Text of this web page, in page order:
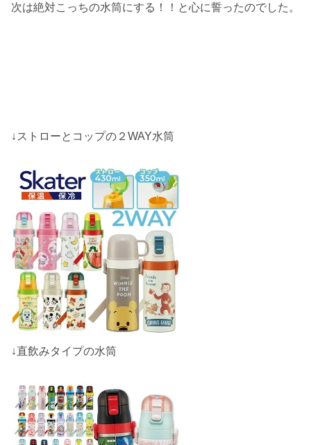
次は絶対こっちの水筒にする！！と心に誓ったのでした。
↓ストローとコップの２WAY水筒
↓直飲みタイプの水筒